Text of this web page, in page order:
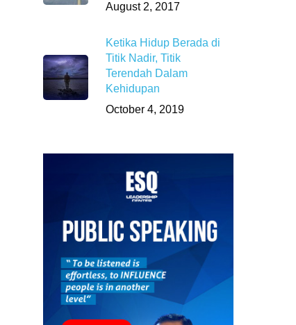
August 2, 2017
Ketika Hidup Berada di
Titik Nadir, Titik
Terendah Dalam
Kehidupan
October 4, 2019